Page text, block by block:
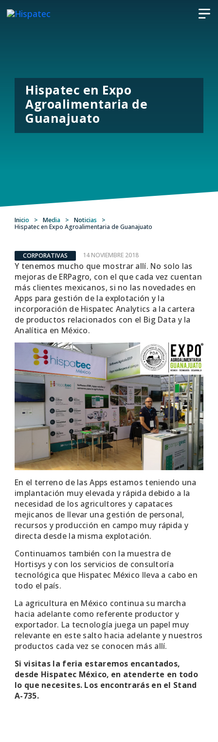
Hispatec en Expo
Agroalimentaria de
Guanajuato
Inicio > Media > Noticias
>
Hispatec en Expo Agroalimentaria de Guanajuato
CORPORATIVAS 14 NOVIEMBRE 2018
Y tenemos mucho que mostrar allí. No solo las
mejoras de ERPagro, con el que cada vez cuentan
más clientes mexicanos, si no las novedades en
Apps para gestión de la explotación y la
incorporación de Hispatec Analytics a la cartera
de productos relacionados con el Big Data y la
Analítica en México.
En el terreno de las Apps estamos teniendo una
implantación muy elevada y rápida debido a la
necesidad de los agricultores y capataces
mejicanos de llevar una gestión de personal,
recursos y producción en campo muy rápida y
directa desde la misma explotación.
Continuamos también con la muestra de
Hortisys y con los servicios de consultoría
tecnológica que Hispatec México lleva a cabo en
todo el país.
La agricultura en México continua su marcha
hacia adelante como referente productor y
exportador. La tecnología juega un papel muy
relevante en este salto hacia adelante y nuestros
productos cada vez se conocen más allí.
Si visitas la feria estaremos encantados,
desde Hispatec México, en atenderte en todo
lo que necesites. Los encontrarás en el Stand
A-735.